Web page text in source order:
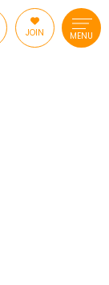
JOIN MENU